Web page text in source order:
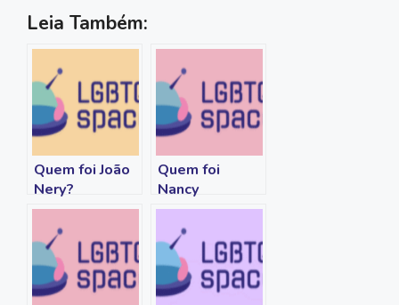
c
e
b
o
o
k
i
t
e
r
p
y
L
n
k
t
s
A
p
p
e
g
r
a
m
i
l
Leia Também:
Quem foi João
Nery?
Quem foi
Nancy
Cárdenas?